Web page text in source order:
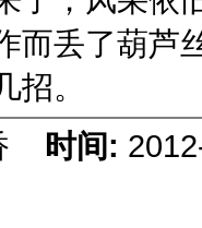
而丢了葫芦
招。
时间: